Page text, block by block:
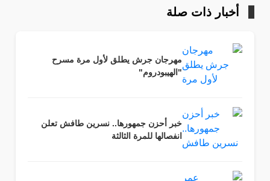
أخبار ذات صلة
مهرجان جرش يطلق لأول مرة مسرح
"الهيبودروم"
خبر أحزن جمهورها.. نسرين طافش تعلن
انفصالها للمرة الثالثة